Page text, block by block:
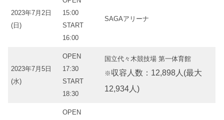
2023年7月2日
(日)
15:00
START
16:00
SAGAアリーナ
2023年7月5日
(水)
OPEN
17:30
START
18:30
国立代々木競技場 第一体育館
※ 収容人数：12,898人(最大
12,934人)
OPEN